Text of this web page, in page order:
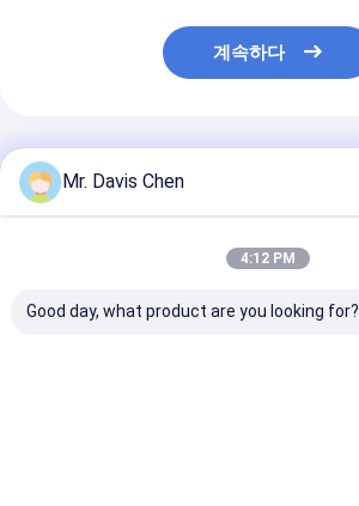
계속하다
추천된 제품
Mr. Davis Chen
4:12 PM
Good day, what product are you looking for?